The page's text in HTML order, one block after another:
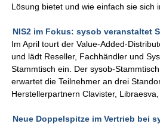
Lösung bietet und wie einfach sie sich
NIS2 im Fokus: sysob veranstaltet
Im April tourt der Value-Added-
und lädt Reseller, Fachhändler und
Stammtisch ein. Der sysob-
erwartet die Teilnehmer an drei
Herstellerpartnern Clavister,
Neue Doppelspitze im Vertrieb bei